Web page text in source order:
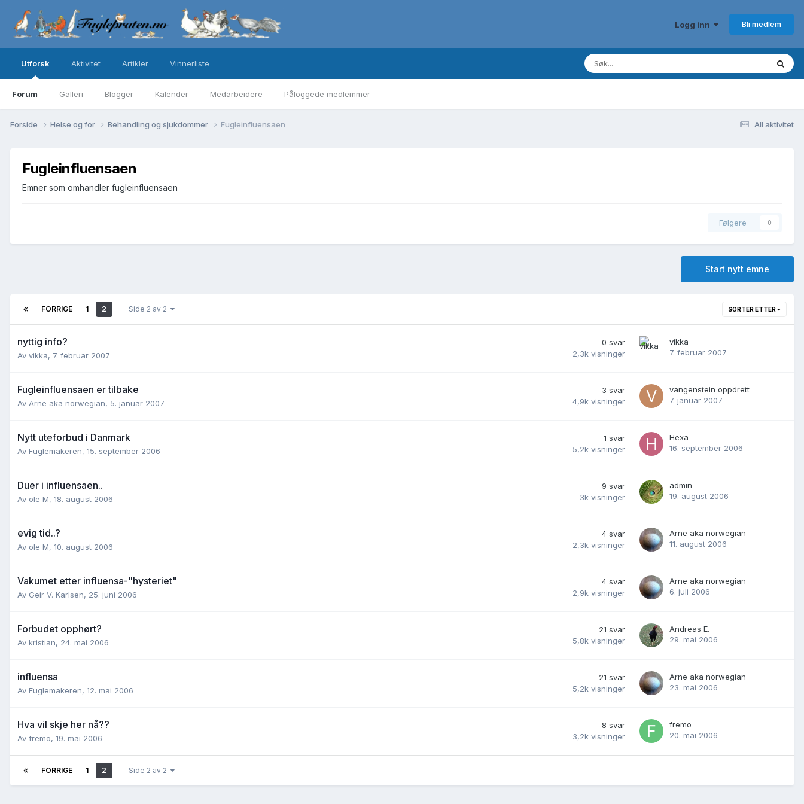
Logg inn Bli medlem
Utforsk
Forum Galleri Blogger Kalender Medarbeidere Påloggede medlemmer
Aktivitet Artikler Vinnerliste
All aktivitet
Forside Helse og for Behandling og sjukdommer Fugleinfluensaen
Fugleinfluensaen
Emner som omhandler fugleinfluensaen
Følgere 0
Start nytt emne
SORTER ETTER
FORRIGE 1 2 Side 2 av 2
nyttig info?
Av vikka, 7. februar 2007
0 svar
2,3k visninger
vikka
7. februar 2007
Fugleinfluensaen er tilbake
Av Arne aka norwegian, 5. januar 2007
3 svar
4,9k visninger
vangenstein oppdrett
7. januar 2007
Nytt uteforbud i Danmark
Av Fuglemakeren, 15. september 2006
1 svar
5,2k visninger
Hexa
16. september 2006
Duer i influensaen..
Av ole M, 18. august 2006
9 svar
3k visninger
admin
19. august 2006
evig tid..?
Av ole M, 10. august 2006
4 svar
2,3k visninger
Arne aka norwegian
11. august 2006
Vakumet etter influensa-"hysteriet"
Av Geir V. Karlsen, 25. juni 2006
4 svar
2,9k visninger
Arne aka norwegian
6. juli 2006
Forbudet opphørt?
Av kristian, 24. mai 2006
21 svar
5,8k visninger
Andreas E.
29. mai 2006
influensa
Av Fuglemakeren, 12. mai 2006
21 svar
5,2k visninger
Arne aka norwegian
23. mai 2006
Hva vil skje her nå??
Av fremo, 19. mai 2006
8 svar
3,2k visninger
fremo
20. mai 2006
FORRIGE 1 2 Side 2 av 2